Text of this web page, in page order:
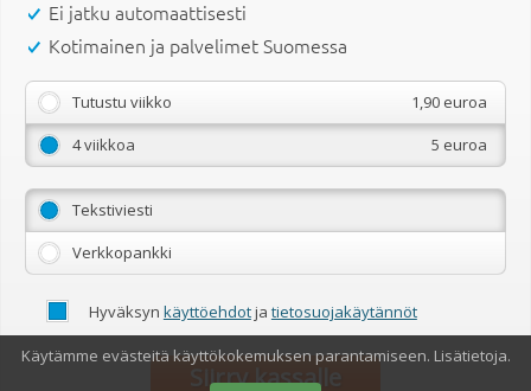
Käytämme evästeitä käyttökokemuksen parantamiseen. Lisätietoja.
Ei jatku automaattisesti
Kotimainen ja palvelimet Suomessa
Tutustu viikko
1,90 euroa
4 viikkoa
5 euroa
Tekstiviesti
Verkkopankki
Hyväksyn käyttöehdotja tietosuojakäytännöt
Siirry kassalle